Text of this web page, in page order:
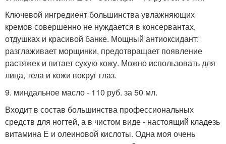
Ключевой ингредиент большинства увлажняющих
кремов совершенно не нуждается в консервантах,
отдушках и красивой банке. Мощный антиоксидант:
разглаживает морщинки, предотвращает появление
растяжек и питает сухую кожу. Можно использовать для
лица, тела и кожи вокруг глаз.
9. миндальное масло - 110 руб. за 50 мл.
Входит в состав большинства профессиональных
средств для ногтей, а в чистом виде - настоящий кладезь
витамина Е и олеиновой кислоты. Одна моя очень